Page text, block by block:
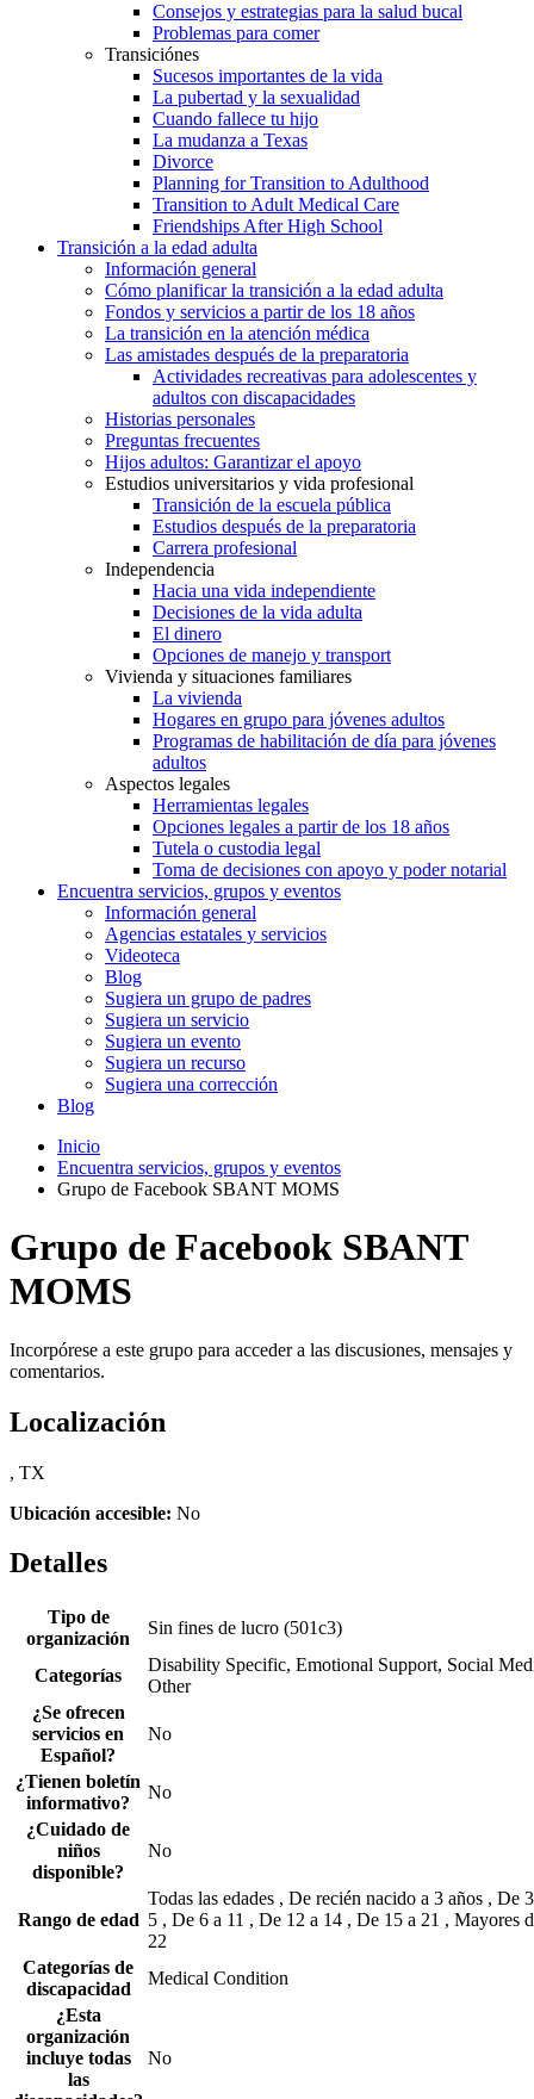
Consejos y estrategias para la salud bucal
Problemas para comer
Transiciónes
Sucesos importantes de la vida
La pubertad y la sexualidad
Cuando fallece tu hijo
La mudanza a Texas
Divorce
Planning for Transition to Adulthood
Transition to Adult Medical Care
Friendships After High School
Transición a la edad adulta
Información general
Cómo planificar la transición a la edad adulta
Fondos y servicios a partir de los 18 años
La transición en la atención médica
Las amistades después de la preparatoria
Actividades recreativas para adolescentes y
adultos con discapacidades
Historias personales
Preguntas frecuentes
Hijos adultos: Garantizar el apoyo
Estudios universitarios y vida profesional
Transición de la escuela pública
Estudios después de la preparatoria
Carrera profesional
Independencia
Hacia una vida independiente
Decisiones de la vida adulta
El dinero
Opciones de manejo y transport
Vivienda y situaciones familiares
La vivienda
Hogares en grupo para jóvenes adultos
Programas de habilitación de día para jóvenes
adultos
Aspectos legales
Herramientas legales
Opciones legales a partir de los 18 años
Tutela o custodia legal
Toma de decisiones con apoyo y poder notarial
Encuentra servicios, grupos y eventos
Información general
Agencias estatales y servicios
Videoteca
Blog
Sugiera un grupo de padres
Sugiera un servicio
Sugiera un evento
Sugiera un recurso
Sugiera una corrección
Blog
Inicio
Encuentra servicios, grupos y eventos
Grupo de Facebook SBANT MOMS
Grupo de Facebook SBANT
MOMS
Incorpórese a este grupo para acceder a las discusiones, mensajes y
comentarios.
Localización
, TX
Ubicación accesible: No
Detalles
Tipo de
organización
Sin fines de lucro (501c3)
Categorías
Disability Specific, Emotional Support, Social
Other
¿Se ofrecen
servicios en
Español?
No
¿Tienen boletín
informativo?
No
¿Cuidado de
niños
disponible?
No
Rango de edad
Todas las edades , De recién nacido a 3 años , De
5 , De 6 a 11 , De 12 a 14 , De 15 a 21 , Mayores
22
Categorías de
discapacidad
Medical Condition
¿Esta
organización
incluye todas
las
No